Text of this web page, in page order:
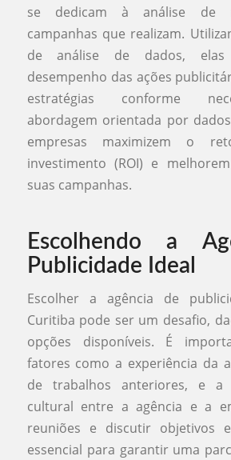
se dedicam à análise de
campanhas que realizam.
de análise de dados,
desempenho das ações
estratégias conforme
abordagem orientada por
empresas maximizem o
investimento (ROI) e
suas campanhas.
Escolhendo a
Publicidade Ideal
Escolher a agência de
Curitiba pode ser um desafio,
opções disponíveis. É
fatores como a experiência da
de trabalhos anteriores, e a
cultural entre a agência e a
reuniões e discutir objetivos
essencial para garantir uma